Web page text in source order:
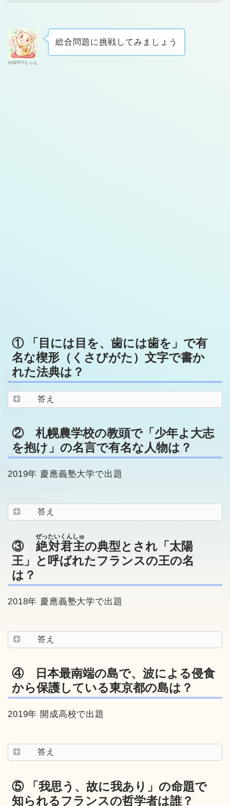
HAPPYちゃん
総合問題に挑戦してみましょう
① 「目には目を、歯には歯を」で有
名な楔形（くさびがた）文字で書か
れた法典は？
答え
② 札幌農学校の教頭で「少年よ大志
を抱け」の名言で有名な人物は？
2019年 慶應義塾大学で出題
答え
③ 絶対君主
ぜったいくんしゅ
の典型とされ「太陽
王」と呼ばれたフランスの王の名
は？
2018年 慶應義塾大学で出題
答え
④ 日本最南端の島で、波による侵食
から保護している東京都の島は？
2019年 開成高校で出題
答え
⑤ 「我思う、故に我あり」の命題で
知られるフランスの哲学者は誰？